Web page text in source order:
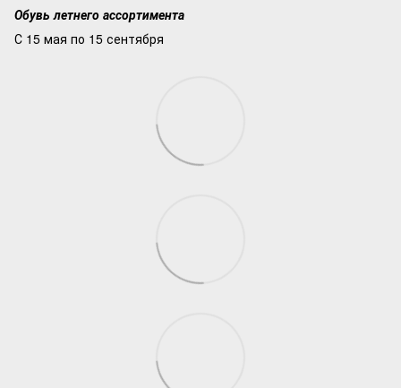
Обувь летнего ассортимента
С 15 мая по 15 сентября